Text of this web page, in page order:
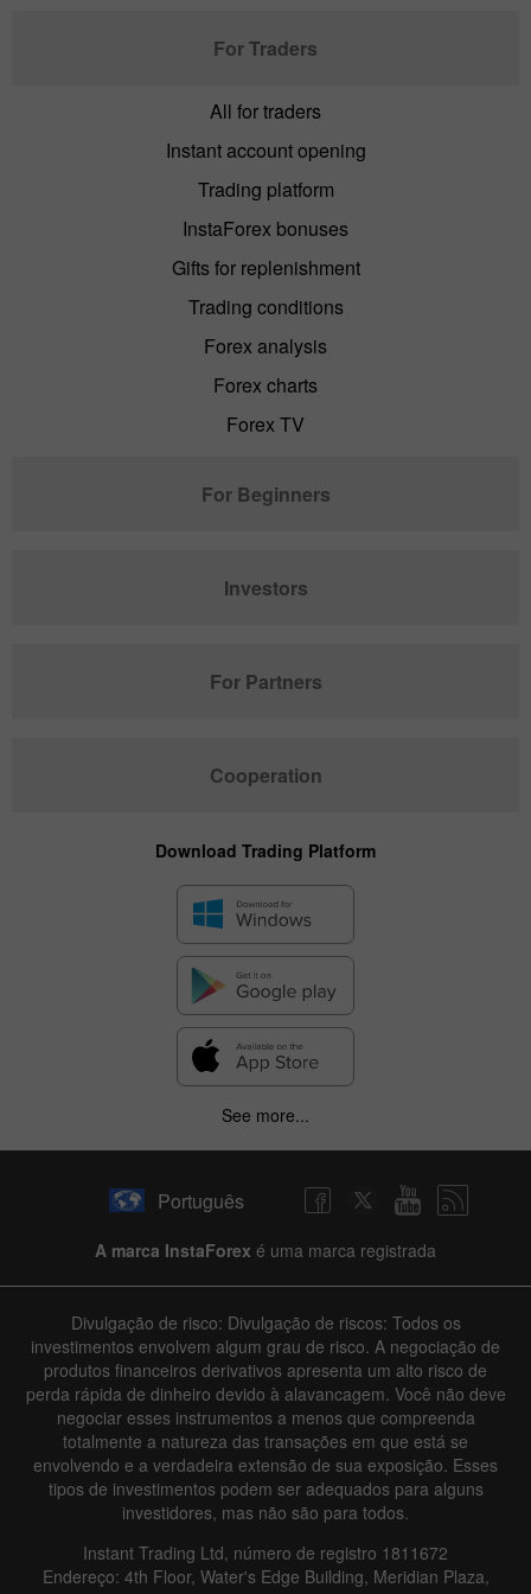
For Traders
All for traders
Instant account opening
Trading platform
InstaForex bonuses
Gifts for replenishment
Trading conditions
Forex analysis
Forex charts
Forex TV
For Beginners
Investors
For Partners
Cooperation
Download Trading Platform
See more...
Português
A marca InstaForex é uma marca registrada
Divulgação de risco: Divulgação de riscos: Todos os
investimentos envolvem algum grau de risco. A negociação de
produtos financeiros derivativos apresenta um alto risco de
perda rápida de dinheiro devido à alavancagem. Você não deve
negociar esses instrumentos a menos que compreenda
totalmente a natureza das transações em que está se
envolvendo e a verdadeira extensão de sua exposição. Esses
tipos de investimentos podem ser adequados para alguns
investidores, mas não são para todos.
Instant Trading Ltd, número de registro 1811672
Endereço: 4th Floor, Water's Edge Building, Meridian Plaza,